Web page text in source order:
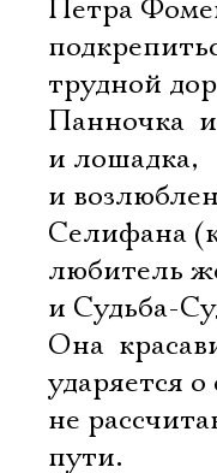
Петра
трудной
Панночка 
и лошадка,
и
Селифана
любитель
и Судьба-
Она 
ударяется
не
пути.